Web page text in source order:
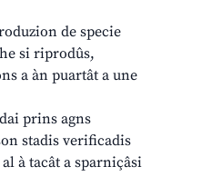
de specie
si riprodûs,
a àn puartât a une
prins agns
stadis verificadis
à tacât a sparniçâsi